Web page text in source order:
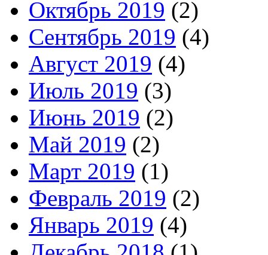
Октябрь 2019 (2)
Сентябрь 2019 (4)
Август 2019 (4)
Июль 2019 (3)
Июнь 2019 (2)
Май 2019 (2)
Март 2019 (1)
Февраль 2019 (2)
Январь 2019 (4)